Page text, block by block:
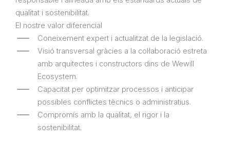
qualitat i sostenibilitat.
El nostre valor diferencial
Coneixement expert i actualitzat de la legislació.
Visió transversal gràcies a la col·laboració estreta
amb arquitectes i constructors dins de Wewill
Ecosystem.
Capacitat per optimitzar processos i anticipar
possibles conflictes tècnics o administratius.
Compromís amb la qualitat, el rigor i la
sostenibilitat.